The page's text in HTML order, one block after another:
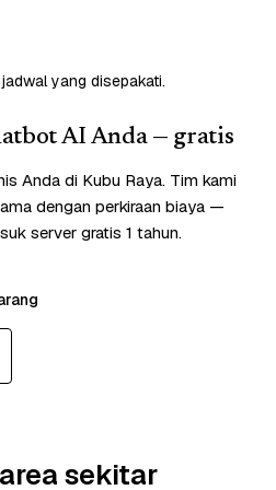
yang disepakati.
AI Anda — gratis
Anda di Kubu Raya. Tim kami
dengan perkiraan biaya —
server gratis 1 tahun.
sekitar